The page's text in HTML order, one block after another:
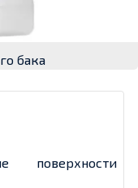
бака
поверхности